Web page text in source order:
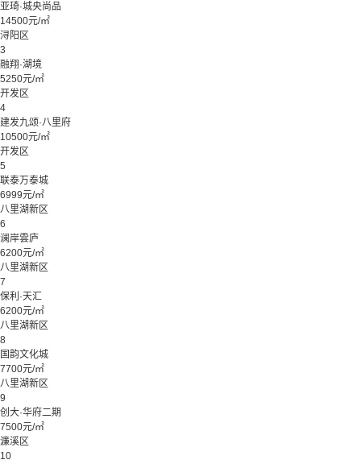
亚琦·城央尚品
14500元/㎡
浔阳区
3
融翔·湖境
5250元/㎡
开发区
4
建发九颂·八里府
10500元/㎡
开发区
5
联泰万泰城
6999元/㎡
八里湖新区
6
澜岸雲庐
6200元/㎡
八里湖新区
7
保利·天汇
6200元/㎡
八里湖新区
8
国韵文化城
7700元/㎡
八里湖新区
9
创大·华府二期
7500元/㎡
濂溪区
10